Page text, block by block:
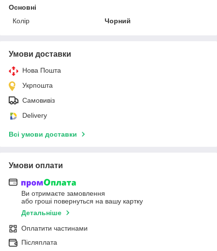
Основні
Колір
Чорний
Умови доставки
Нова Пошта
Укрпошта
Самовивіз
Delivery
Всі умови доставки
Умови оплати
Ви отримаєте замовлення
або гроші повернуться на вашу картку
Детальніше
Оплатити частинами
Післяплата